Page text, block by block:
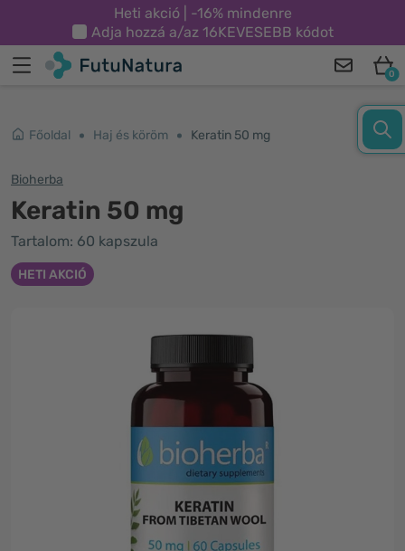
Heti akció | -16% mindenre
Adja hozzá a/az 16KEVESEBB kódot
0
Főoldal Haj és köröm Keratin 50 mg
Bioherba
Keratin 50 mg
Tartalom: 60 kapszula
HETI AKCIÓ